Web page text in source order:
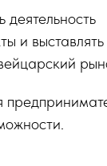
и выставлять